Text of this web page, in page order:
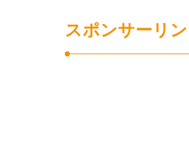
スポンサーリン